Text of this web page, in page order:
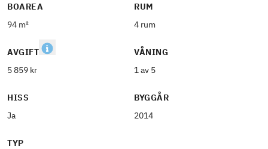
BOAREA
94 m²
RUM
4 rum
AVGIFT
5 859 kr
VÅNING
1 av 5
HISS
Ja
BYGGÅR
2014
TYP